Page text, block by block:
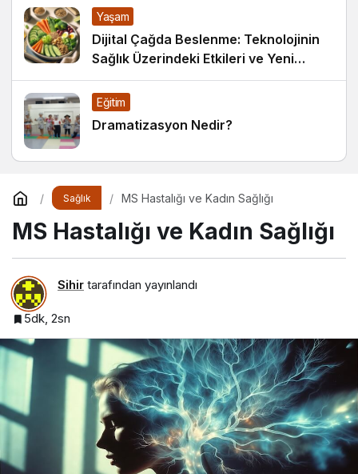
Yaşam
Dijital Çağda Beslenme: Teknolojinin
Sağlık Üzerindeki Etkileri ve Yeni
Alışkanlıklar
Eğitim
Dramatizasyon Nedir?
Sağlık MS Hastalığı ve Kadın Sağlığı
MS Hastalığı ve Kadın Sağlığı
Sihir tarafından yayınlandı
5dk, 2sn